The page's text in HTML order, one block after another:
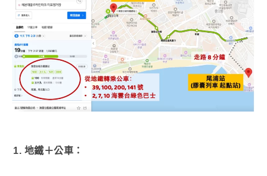
1. 地鐵＋公車：